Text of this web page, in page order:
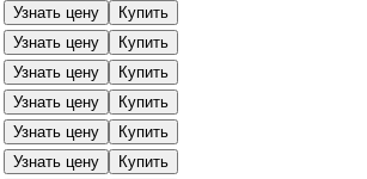
Узнать цену Купить
Узнать цену Купить
Узнать цену Купить
Узнать цену Купить
Узнать цену Купить
Узнать цену Купить